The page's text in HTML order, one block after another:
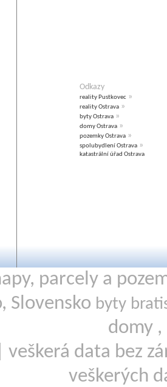
Odkazy
reality Pustkovec »
reality Ostrava »
byty Ostrava »
domy Ostrava »
pozemky Ostrava »
spolubydlení Ostrava »
katastrální úřad Ostrava
parcely a
Slovensko byty
domy ,
| veškerá data bez
veškerých